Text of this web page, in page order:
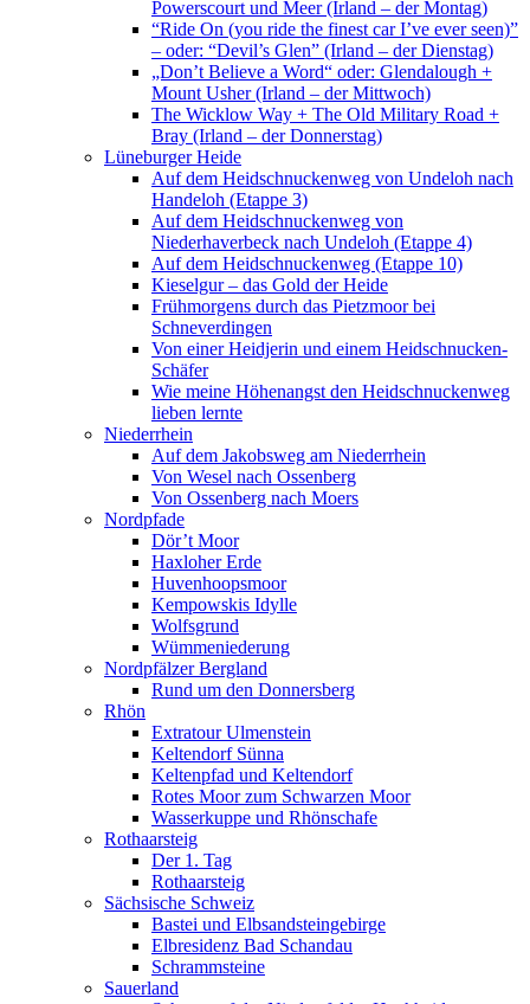
Powerscourt und Meer (Irland – der Montag)
“Ride On (you ride the finest car I’ve ever seen)”
– oder: “Devil’s Glen” (Irland – der Dienstag)
„Don’t Believe a Word“ oder: Glendalough +
Mount Usher (Irland – der Mittwoch)
The Wicklow Way + The Old Military Road +
Bray (Irland – der Donnerstag)
Lüneburger Heide
Auf dem Heidschnuckenweg von Undeloh nach
Handeloh (Etappe 3)
Auf dem Heidschnuckenweg von
Niederhaverbeck nach Undeloh (Etappe 4)
Auf dem Heidschnuckenweg (Etappe 10)
Kieselgur – das Gold der Heide
Frühmorgens durch das Pietzmoor bei
Schneverdingen
Von einer Heidjerin und einem Heidschnucken-
Schäfer
Wie meine Höhenangst den Heidschnuckenweg
lieben lernte
Niederrhein
Auf dem Jakobsweg am Niederrhein
Von Wesel nach Ossenberg
Von Ossenberg nach Moers
Nordpfade
Dör’t Moor
Haxloher Erde
Huvenhoopsmoor
Kempowskis Idylle
Wolfsgrund
Wümmeniederung
Nordpfälzer Bergland
Rund um den Donnersberg
Rhön
Extratour Ulmenstein
Keltendorf Sünna
Keltenpfad und Keltendorf
Rotes Moor zum Schwarzen Moor
Wasserkuppe und Rhönschafe
Rothaarsteig
Der 1. Tag
Rothaarsteig
Sächsische Schweiz
Bastei und Elbsandsteingebirge
Elbresidenz Bad Schandau
Schrammsteine
Sauerland